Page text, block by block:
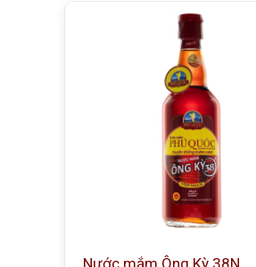
Nước mắm Ông Kỳ 38N